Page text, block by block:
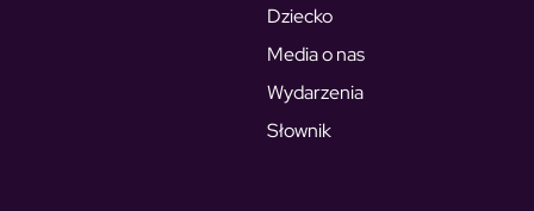
Dziecko
Media o nas
Wydarzenia
Słownik